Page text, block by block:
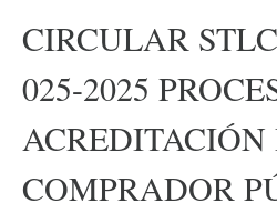
CIRCULAR
025-2025
COMPRADOR